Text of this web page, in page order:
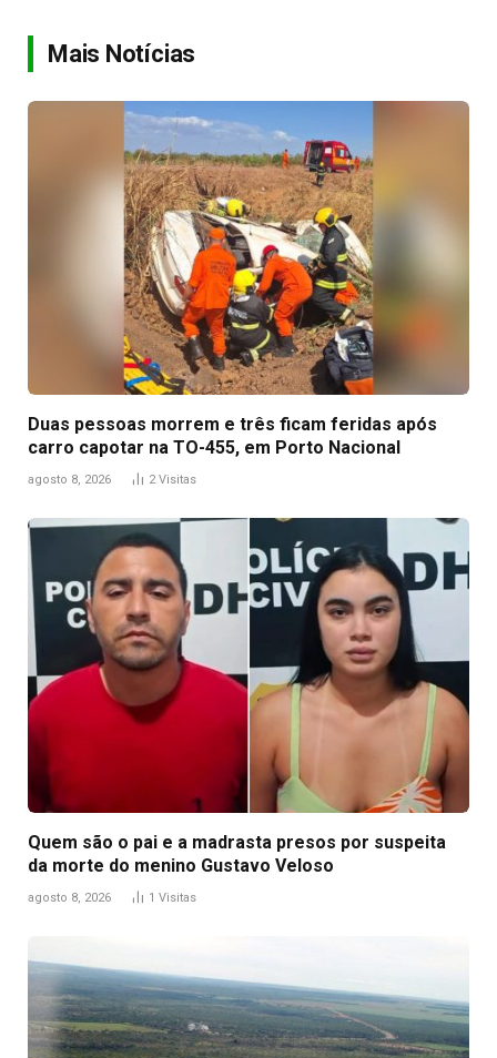
Mais Notícias
Duas pessoas morrem e três ficam feridas após
carro capotar na TO-455, em Porto Nacional
agosto 8, 2026 2Visitas
Quem são o pai e a madrasta presos por suspeita
da morte do menino Gustavo Veloso
agosto 8, 2026 1 Visitas